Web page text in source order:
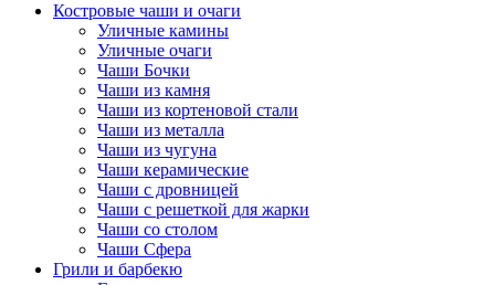
Костровые чаши и очаги
Уличные камины
Уличные очаги
Чаши Бочки
Чаши из камня
Чаши из кортеновой стали
Чаши из металла
Чаши из чугуна
Чаши керамические
Чаши с дровницей
Чаши с решеткой для жарки
Чаши со столом
Чаши Сфера
Грили и барбекю